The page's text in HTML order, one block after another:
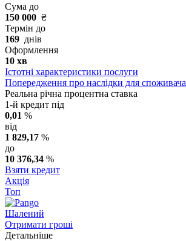
Сума до
150 000 ₴
Термін до
169 днів
Оформлення
10 хв
Істотні характеристики послуги
Попередження про наслідки для споживача
Реальна річна процентна ставка
1-й кредит під
0,01 %
від
1 829,17 %
до
10 376,34 %
Взяти кредит
Акція
Топ
Шалений
Отримати гроші
Детальніше